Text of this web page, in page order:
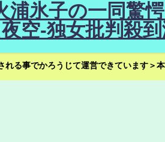
氷子の一同驚
空-独女批判殺
る事でかろうじて運営できています＞